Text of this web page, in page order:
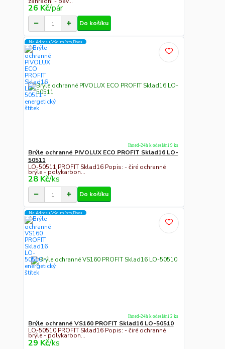
26 Kč/pár
Do košíku
Na Adresu,Výd.místo,Boxu
Brýle ochranné PIVOLUX ECO PROFIT Sklad16 LO-
50511
LO-50511 PROFIT Sklad16 Popis: - čiré ochranné
brýle - polykarbon...
28 Kč/ks
Ihned-24h k odeslání 9 ks
Do košíku
Na Adresu,Výd.místo,Boxu
Brýle ochranné VS160 PROFIT Sklad16 LO-50510
LO-50510 PROFIT Sklad16 Popis: - čiré ochranné
brýle - polykarbon...
29 Kč/ks
Ihned-24h k odeslání 2 ks